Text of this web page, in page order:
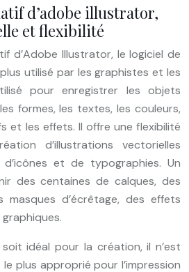
d’adobe illustrator,
et flexibilité
d’Adobe Illustrator, le logiciel de
utilisé par les graphistes et les
pour enregistrer les objets
formes, les textes, les couleurs,
et les effets. Il offre une flexibilité
d’illustrations vectorielles
et de typographies. Un
des centaines de calques, des
masques d’écrêtage, des effets
idéal pour la création, il n’est
plus approprié pour l’impression